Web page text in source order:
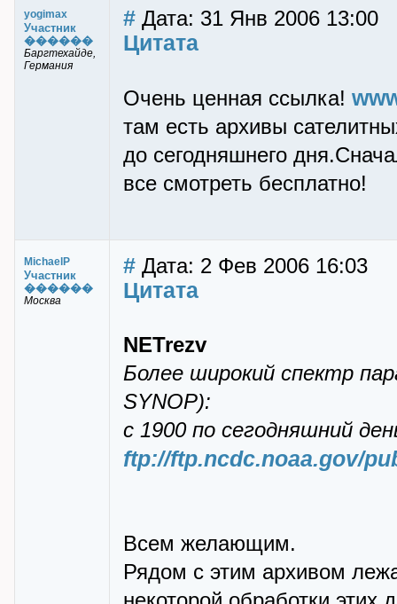
yogimax
Участник
������
Баргтехайде,
Германия
# Дата: 31 Янв 2006 13:00
Цитата
Очень ценная ссылка!
там есть архивы
до сегодняшнего
все смотреть бесплатно!
MichaelP
Участник
������
Москва
# Дата: 2 Фев 2006 16:03
Цитата
NETrezv
Более широкий спектр
SYNOP):
с 1900 по сегодняшний
ftp://ftp.ncdc.noaa.gov/
Всем желающим.
Рядом с этим архивом